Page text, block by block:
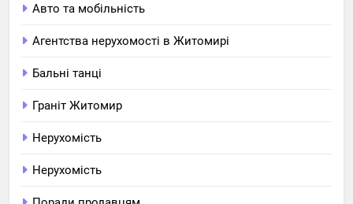
Авто та мобільність
Агентства нерухомості в Житомирі
Бальні танці
Граніт Житомир
Нерухомість
Нерухомість